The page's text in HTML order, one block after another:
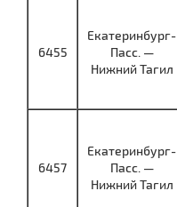
6455
Екатеринбург-
Пасс. —
Нижний Тагил
6457
Екатеринбург-
Пасс. —
Нижний Тагил